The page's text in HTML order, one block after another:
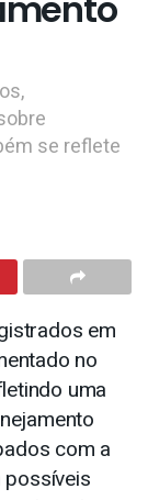
se reflete
em
no
uma
com a